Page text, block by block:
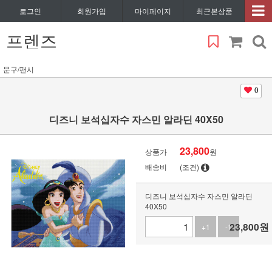
로그인 회원가입 마이페이지 최근본상품
프렌즈
문구/팬시
0
디즈니 보석십자수 자스민 알라딘 40X50
상품가 23,800원
배송비
(조건)
디즈니 보석십자수 자스민 알라딘
40X50
+1
-123,800원